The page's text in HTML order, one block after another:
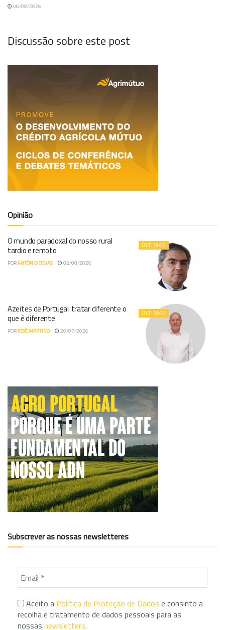
06/08/2026
Discussão sobre este post
Opinião
ÚLTIMAS
O mundo paradoxal do nosso rural
tardio e remoto
PORANTÓNIO COVAS 02/08/2026
ÚLTIMAS
Azeites de Portugal: tratar diferente o
que é diferente
PORJOSÉ MARTINO 26/07/2026
Subscrever as nossas newsletteres
Aceito a Política de Proteção de Dados e consinto a
recolha e tratamento de dados pessoais para as
nossas newsletters.